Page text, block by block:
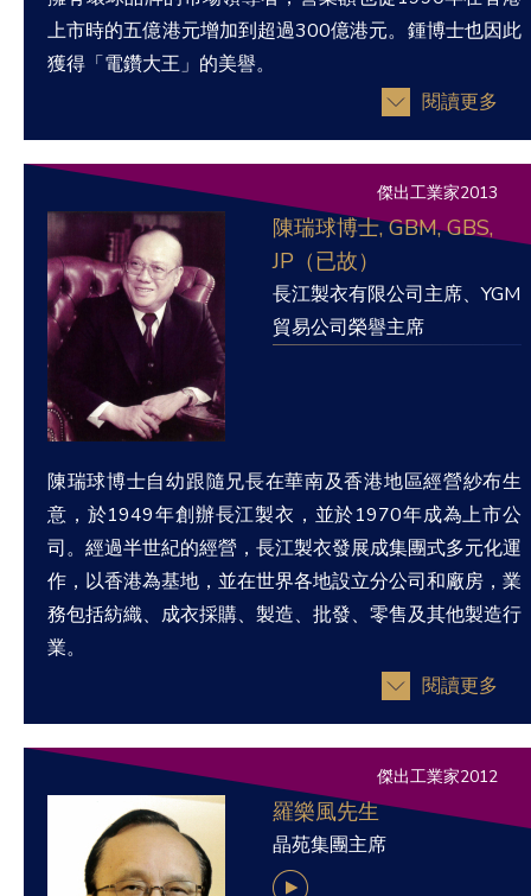
上市時的五億港元增加到超過300億港元。鍾博士也因此
獲得「電鑽大王」的美譽。
閱讀更多
傑出工業家2013
陳瑞球博士, GBM, GBS,
JP（已故）
長江製衣有限公司主席、YGM
貿易公司榮譽主席
陳瑞球博士自幼跟隨兄長在華南及香港地區經營紗布生
意，於1949年創辦長江製衣，並於1970年成為上市公
司。經過半世紀的經營，長江製衣發展成集團式多元化運
作，以香港為基地，並在世界各地設立分公司和廠房，業
務包括紡織、成衣採購、製造、批發、零售及其他製造行
業。
閱讀更多
傑出工業家2012
羅樂風先生
晶苑集團主席